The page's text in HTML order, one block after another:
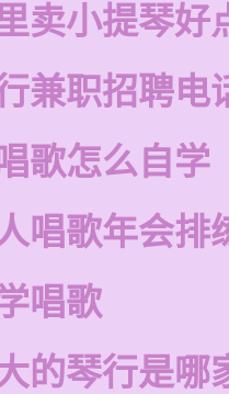
卖小提琴好
兼职招聘电
歌怎么自学
唱歌年会排
唱歌
的琴行是哪